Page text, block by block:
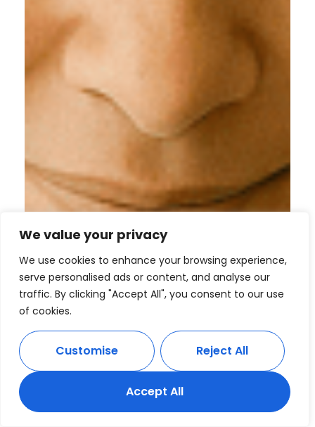
We value your privacy
We use cookies to enhance your browsing experience,
serve personalised ads or content, and analyse our
traffic. By clicking "Accept All", you consent to our use
of cookies.
Customise Reject All
Accept All